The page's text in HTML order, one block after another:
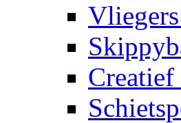
Creatief